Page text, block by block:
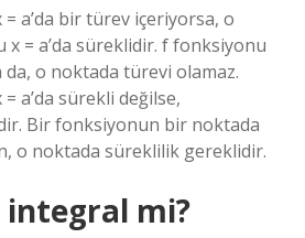
a’da bir türev içeriyorsa, o
= a’da süreklidir. f fonksiyonu
da, o noktada türevi olamaz.
a’da sürekli değilse,
Bir fonksiyonun bir noktada
o noktada süreklilik gereklidir.
mi?